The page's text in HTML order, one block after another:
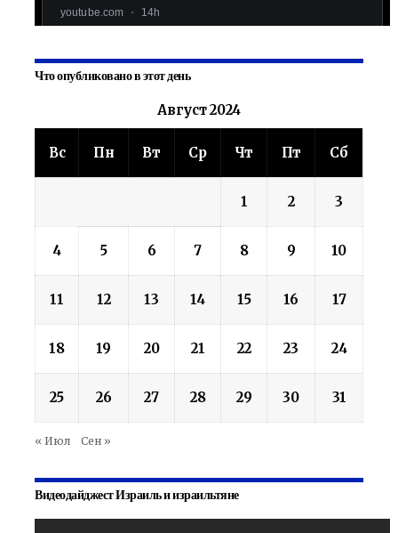
Что опубликовано в этот день
Август 2024
Вс Пн Вт Ср Чт Пт Сб
1 2 3
4 5 6 7 8 9 10
11 12 13 14 15 16 17
18 19 20 21 22 23 24
25 26 27 28 29 30 31
« Июл Сен »
Видеодайджест Израиль и израильтяне